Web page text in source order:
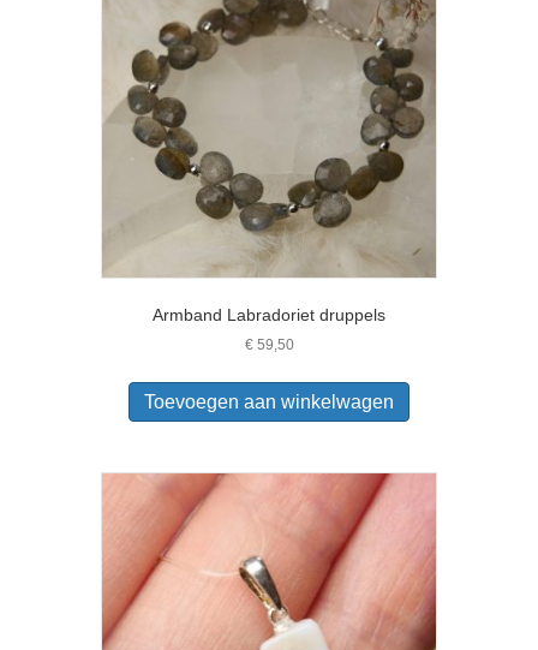
Armband Labradoriet druppels
€59,50
Toevoegen aan winkelwagen